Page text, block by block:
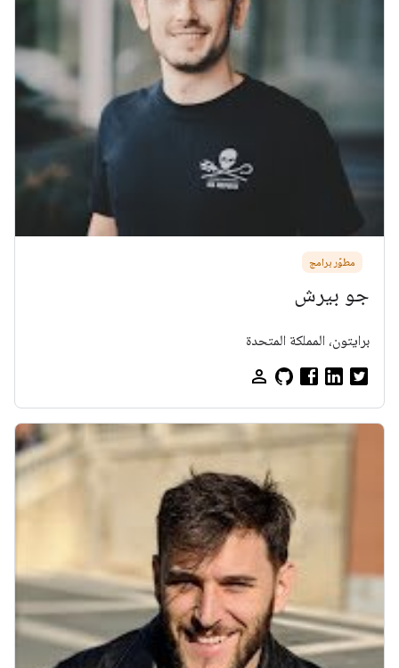
مطوّر برامج
جو بيرش
برايتون، المملكة المتحدة